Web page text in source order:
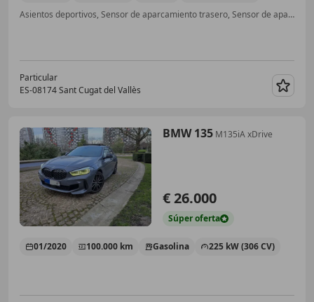
Asientos deportivos, Sensor de aparcamiento trasero, Sensor de aparcamiento delantero, Elevalunas eléctrico, Alerta cambio de carril, Sensor de lluvia, Libro de mantenimiento, Cierre centralizado
Particular
ES-08174 Sant Cugat del Vallès
BMW 135 M135iA xDrive
€ 26.000
Súperoferta
01/2020 100.000 km Gasolina 225 kW (306 CV)